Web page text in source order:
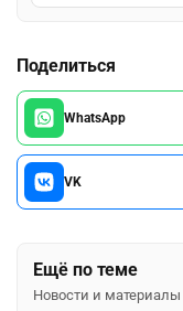
Поделиться
WhatsApp
VK
Ещё по теме
Новости и